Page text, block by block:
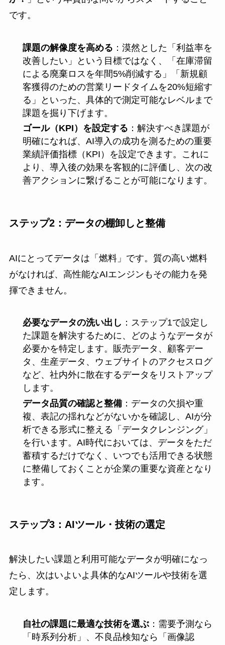
です。
課題の解像度を高める ：漠然とした「利益率を
改善したい」という目標ではなく、「在庫滞留
による廃棄ロスを年間5%削減する」「新規顧
客獲得のための営業リードタイムを20%短縮す
る」といった、具体的で測定可能なレベルまで
課題を掘り下げます。
ゴール（KPI）を設定する ：解決すべき課題が
明確になれば、AI導入の成功を測るための重要
業績評価指標（KPI）を設定できます。これに
より、導入後の効果を客観的に評価し、次の改
善アクションに繋げることが可能になります。
ステップ2：データの棚卸しと整備
AIにとってデータは「燃料」です。質の高い燃料
がなければ、高性能なAIエンジンもその能力を発
揮できません。
必要なデータの洗い出し ：ステップ1で設定し
た課題を解決するために、どのようなデータが
必要かを特定します。販売データ、顧客デー
タ、生産データ、ウェブサイトのアクセスログ
など、社内外に散在するデータをリストアップ
します。
データ品質の確認と整備：データの欠損や重
複、表記の揺れなどがないかを確認し、AIが分
析できる形式に整える「データクレンジング」
を行います。AI時代においては、データをただ
蓄積するだけでなく、いつでも活用できる状態
に整備しておくことが企業の重要な資産となり
ます。
ステップ3：AIツール・技術の選定
解決したい課題と利用可能なデータが明確になっ
たら、次はいよいよ具体的なAIツールや技術を選
定します。
自社の課題に最適な技術を選ぶ：需要予測なら
「時系列分析」、不良品検知なら「画像認